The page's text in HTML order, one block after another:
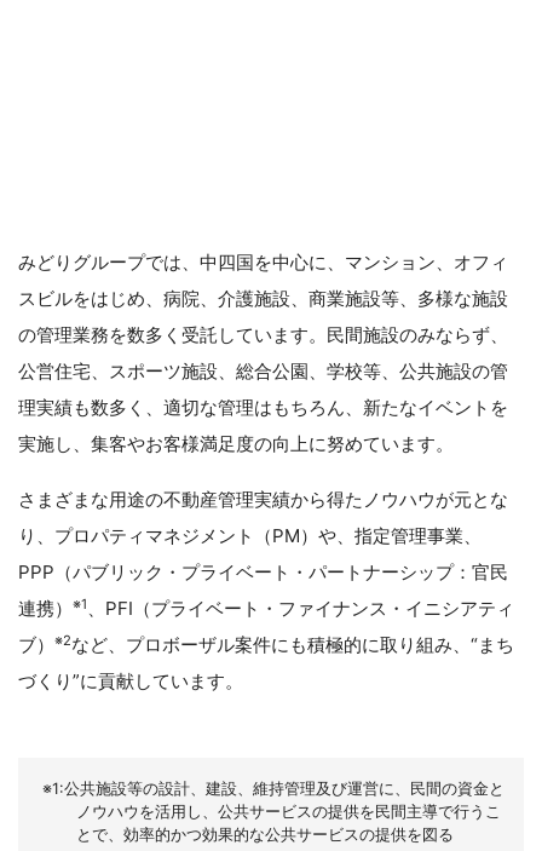
みどりグループでは、中四国を中心に、マンション、オフィ
スビルをはじめ、病院、介護施設、商業施設等、多様な施設
の管理業務を数多く受託しています。民間施設のみならず、
公営住宅、スポーツ施設、総合公園、学校等、公共施設の管
理実績も数多く、適切な管理はもちろん、新たなイベントを
実施し、集客やお客様満足度の向上に努めています。
さまざまな用途の不動産管理実績から得たノウハウが元とな
り、プロパティマネジメント（PM）や、指定管理事業、
PPP（パブリック・プライベート・パートナーシップ：官民
連携）
※1 、PFI（プライベート・ファイナンス・イニシアティ
ブ）
※2など、プロボーザル案件にも積極的に取り組み、“まち
づくり”に貢献しています。
※1:公共施設等の設計、建設、維持管理及び運営に、民間の資金と
ノウハウを活用し、公共サービスの提供を民間主導で行うこ
とで、効率的かつ効果的な公共サービスの提供を図る